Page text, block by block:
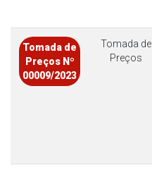
Tomada de
Preços Nº
00009/2023
Tomada de
Preços